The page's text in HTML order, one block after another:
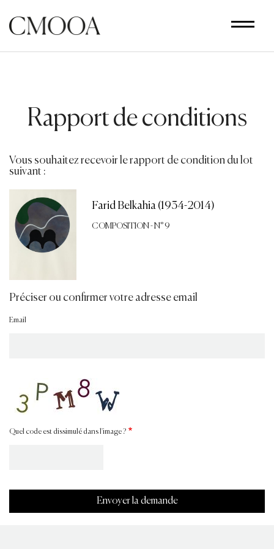
contenu
principal
Rapport de conditions
Vous souhaitez recevoir le rapport de condition du lot
suivant :
Farid Belkahia (1934-2014)
COMPOSITION - N° 9
Préciser ou confirmer votre adresse email
Email
Quel code est dissimulé dans l'image ?